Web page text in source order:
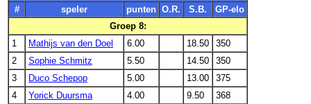
#
speler punten O.R. S.B.
GP-elo
Groep 8:
1
Mathijs van den Doel 6.00 18.50
350
2
Sophie Schmitz 5.50 14.50
350
3
Duco Schepop 5.00 13.00
375
4
Yorick Duursma 4.00 9.50
368